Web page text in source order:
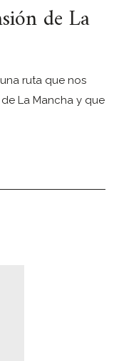
de La
ruta que nos
La Mancha y que